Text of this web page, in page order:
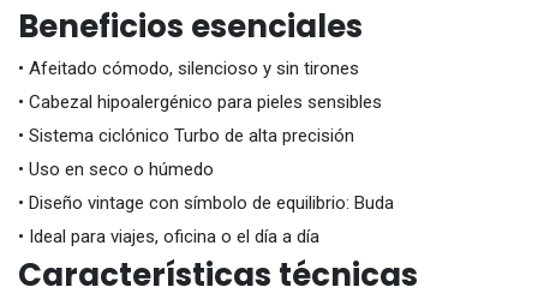
Beneficios esenciales
• Afeitado cómodo, silencioso y sin tirones
• Cabezal hipoalergénico para pieles sensibles
• Sistema ciclónico Turbo de alta precisión
• Uso en seco o húmedo
• Diseño vintage con símbolo de equilibrio: Buda
• Ideal para viajes, oficina o el día a día
Características técnicas